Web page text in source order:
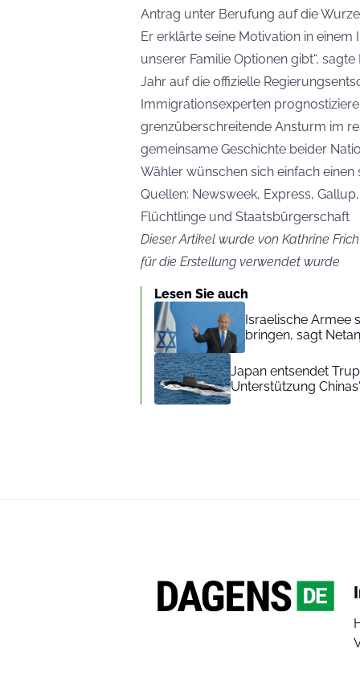
Antrag unter Berufung auf die
Er erklärte seine Motivation in einem
unserer Familie Optionen gibt“,
Jahr auf die offizielle
Immigrationsexperten
grenzüberschreitende Ansturm im
gemeinsame Geschichte beider
Wähler wünschen sich einfach
Quellen: Newsweek, Express,
Flüchtlinge und Staatsbürgerschaft
Dieser Artikel wurde von Kathrine
für die Erstellung verwendet wurde
Lesen Sie auch
Israelische Armee
bringen, sagt
Japan entsendet
Unterstützung